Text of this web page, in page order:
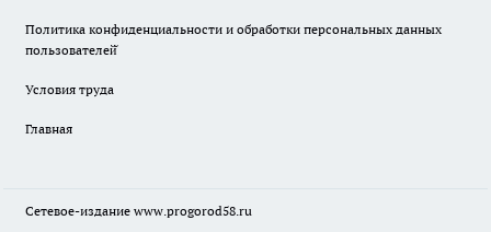
Политика конфиденциальности и обработки персональных данных
пользователей̆
Условия труда
Главная
Сетевое-издание www.progorod58.ru